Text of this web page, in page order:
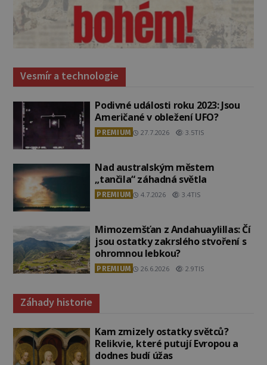
Vesmír a technologie
Podivné události roku 2023: Jsou
Američané v obležení UFO?
PREMIUM 27.7.2026 3.5TIS
Nad australským městem
„tančila“ záhadná světla
PREMIUM 4.7.2026 3.4TIS
Mimozemšťan z Andahuaylillas: Čí
jsou ostatky zakrslého stvoření s
ohromnou lebkou?
PREMIUM 26.6.2026 2.9TIS
Záhady historie
Kam zmizely ostatky světců?
Relikvie, které putují Evropou a
dodnes budí úžas